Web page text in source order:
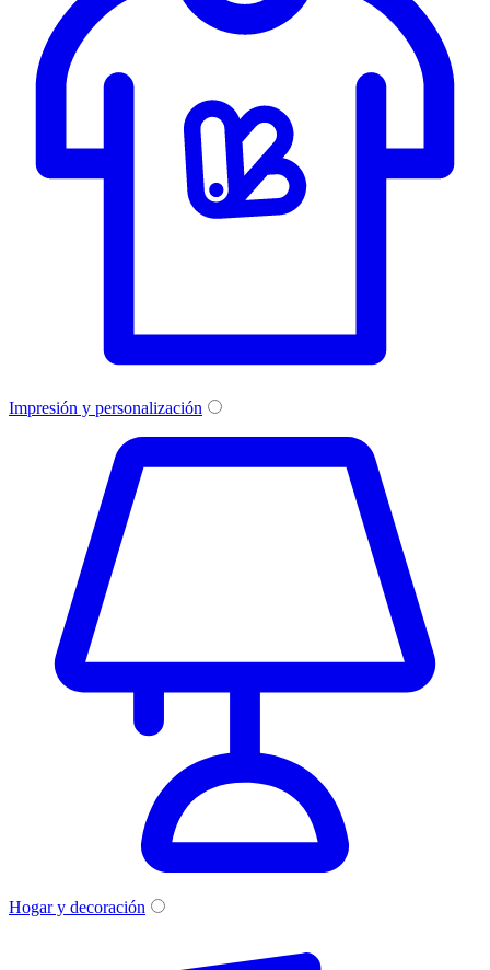
Impresión y personalización
Hogar y decoración